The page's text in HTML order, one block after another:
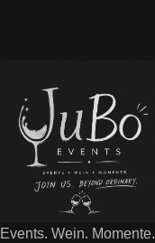
Events. Wein. Momente.